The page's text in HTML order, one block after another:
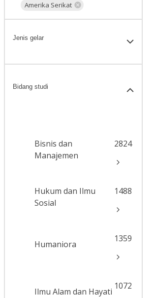
Amerika Serikat
Jenis gelar
Bidang studi
Bisnis dan
Manajemen
2824
Hukum dan Ilmu
Sosial
1488
Humaniora
1359
Ilmu Alam dan Hayati
1072